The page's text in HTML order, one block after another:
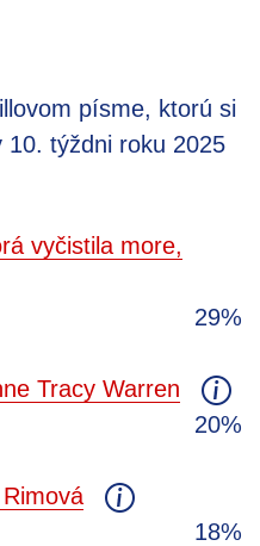
písme, ktorú si
týždni roku 2025
vyčistila more,
29%
Tracy Warren
20%
18%